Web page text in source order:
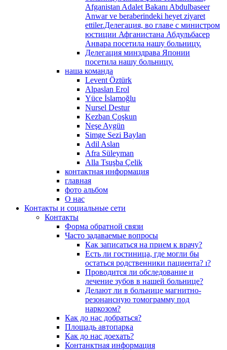
Afganistan Adalet Bakanı Abdulbaseer
Anwar ve beraberindeki heyet ziyaret
ettiler.Делегация, во главе с министром
юстиции Афганистана Абдульбасер
Анвара посетила нашу больницу.
Делегация минздрава Японии
посетила нашу больницу.
наша команда
Levent Öztürk
Alpaslan Erol
Yüce İslamoğlu
Nursel Destur
Kezban Çoşkun
Neşe Aygün
Simge Sezi Baylan
Adil Aslan
Afra Süleyman
Alla Tsuşba Çelik
контактная информация
главная
фото альбом
О нас
Контакты и социальные сети
Контакты
Форма обратной связи
Часто задаваемые вопросы
Как записаться на прием к врачу?
Есть ли гостиница, где могли бы
остаться родственники пациента? ı?
Проводится ли обследование и
лечение зубов в нашей больнице?
Делают ли в больнице магнитно-
резонансную томограмму под
наркозом?
Как до нас добраться?
Площадь автопарка
Как до нас доехать?
Контанктная информация